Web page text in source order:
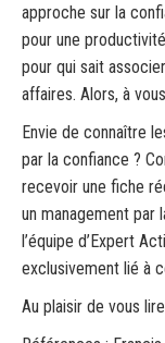
approche sur la
pour une
pour qui sait
affaires. Alors, à
Envie de connaître
par la confiance ?
recevoir une fiche
un management par
l’équipe d’Expert
exclusivement lié à
Au plaisir de vous